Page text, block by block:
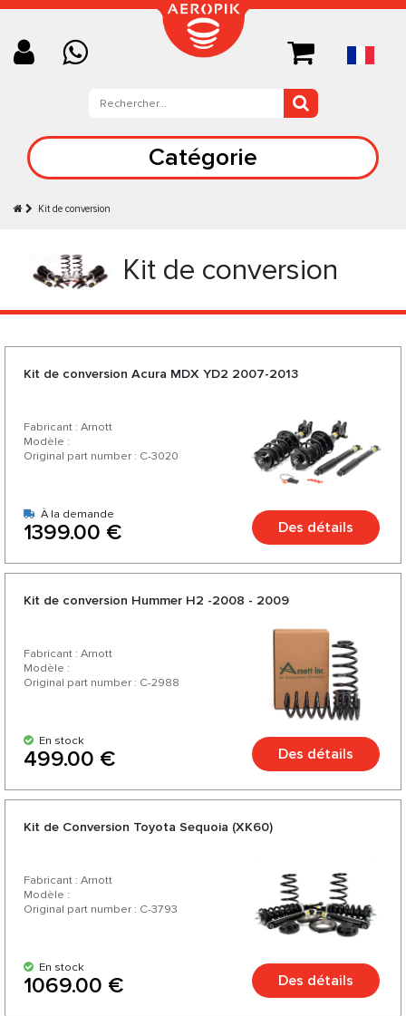
Catégorie
Kit de conversion
Kit de conversion
Kit de conversion Acura MDX YD2 2007-2013
Fabricant : Arnott
Modèle :
Original part number : C-3020
À la demande
1399.00 € Des détails
Kit de conversion Hummer H2 -2008 - 2009
Fabricant : Arnott
Modèle :
Original part number : C-2988
En stock
499.00 € Des détails
Kit de Conversion Toyota Sequoia (XK60)
Fabricant : Arnott
Modèle :
Original part number : C-3793
En stock
1069.00 € Des détails